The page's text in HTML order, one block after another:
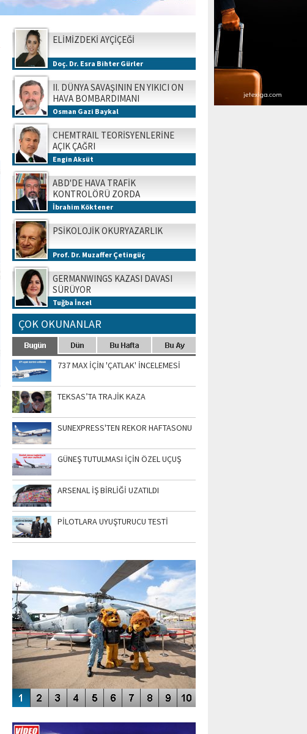
ELİMİZDEKİ AYÇİÇEĞİ
Doç. Dr. Esra Bihter Gürler
II. DÜNYA SAVAŞININ EN YIKICI ON
HAVA BOMBARDIMANI
Osman Gazi Baykal
CHEMTRAIL TEORİSYENLERİNE
AÇIK ÇAĞRI
Engin Aksüt
ABD'DE HAVA TRAFİK
KONTROLÖRÜ ZORDA
İbrahim Köktener
PSİKOLOJİK OKURYAZARLIK
Prof. Dr. Muzaffer Çetingüç
GERMANWINGS KAZASI DAVASI
SÜRÜYOR
Tuğba İncel
ÇOK OKUNANLAR
737 MAX İÇİN 'ÇATLAK' İNCELEMESİ
TEKSAS’TA TRAJİK KAZA
SUNEXPRESS'TEN REKOR HAFTASONU
GÜNEŞ TUTULMASI İÇİN ÖZEL UÇUŞ
ARSENAL İŞ BİRLİĞİ UZATILDI
PİLOTLARA UYUŞTURUCU TESTİ
SİNGAPUR AIRSHOW-2020
ENGELLERİN AŞILDIĞI HAVALİMANI